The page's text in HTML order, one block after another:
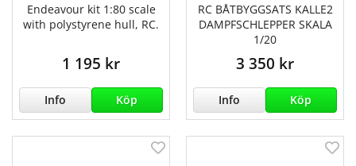
Endeavour kit 1:80 scale
with polystyrene hull, RC.
1 195 kr
Info Köp
RC BÅTBYGGSATS KALLE2
DAMPFSCHLEPPER SKALA
1/20
3 350 kr
Info Köp